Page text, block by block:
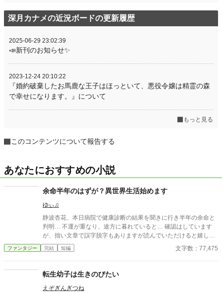
深月カナメの近況ボードの更新履歴
2025-06-29 23:02:39
📣新刊のお知らせ✨
2023-12-24 20:10:22
『婚約破棄したお馬鹿な王子はほっといて、悪役令嬢は精霊の森
で幸せになります。』について
もっと見る
このコンテンツについて報告する
あなたにおすすめの小説
余命半年のはずが？異世界生活始めます
ゆぃ♫
静波杏花、本日病院で健康診断の結果を聞きに行き半年の余命と
判明… 不運が重なり、途方に暮れていると… 確認はしています
が、拙い文章で誤字脱字もありますが読んでいただけると嬉しい
です。
ファンタジー 完結 短編 文字数：77,475
転生幼子は生きのびたい
えぞぎんぎつね